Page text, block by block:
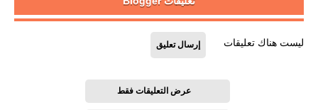
ليست هناك تعليقات إرسال تعليق
عرض التعليقات فقط